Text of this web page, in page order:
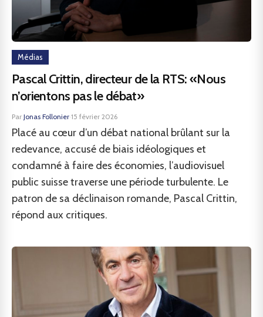
Médias
Pascal Crittin, directeur de la RTS: «Nous
n’orientons pas le débat»
Par Jonas Follonier·15 février 2026
Placé au cœur d’un débat national brûlant sur la
redevance, accusé de biais idéologiques et
condamné à faire des économies, l’audiovisuel
public suisse traverse une période turbulente. Le
patron de sa déclinaison romande, Pascal Crittin,
répond aux critiques.